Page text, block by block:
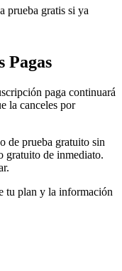
prueba gratis si ya
Pagas
paga continuará
la canceles por
de prueba gratuito sin
gratuito de inmediato.
tu plan y la información